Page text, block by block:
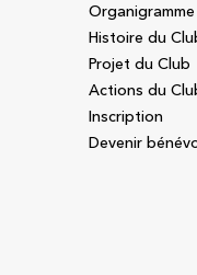
Organigramme
Histoire du
Projet du Club
Actions du
Inscription
Devenir